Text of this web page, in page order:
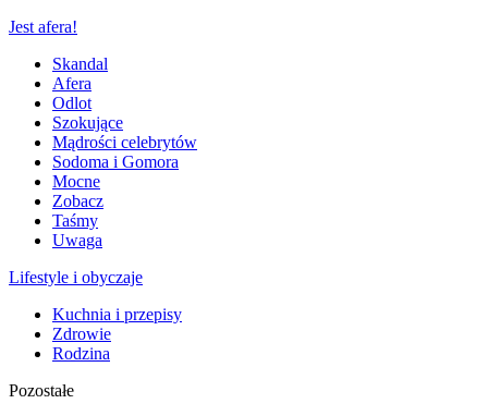
Jest afera!
Skandal
Afera
Odlot
Szokujące
Mądrości celebrytów
Sodoma i Gomora
Mocne
Zobacz
Taśmy
Uwaga
Lifestyle i obyczaje
Kuchnia i przepisy
Zdrowie
Rodzina
Pozostałe